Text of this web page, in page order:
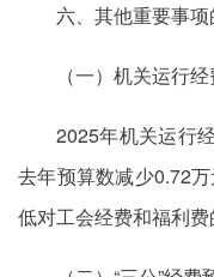
六、其他重要事
（一）机关运行
2025年机关运行
去年预算数减少0.72
低对工会经费和福利费